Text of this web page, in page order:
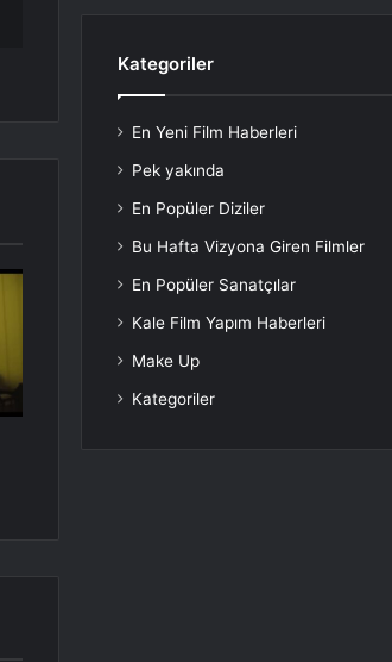
Kategoriler
En Yeni Film Haberleri
Pek yakında
En Popüler Diziler
Bu Hafta Vizyona Giren Filmler
En Popüler Sanatçılar
Kale Film Yapım Haberleri
Make Up
Kategoriler